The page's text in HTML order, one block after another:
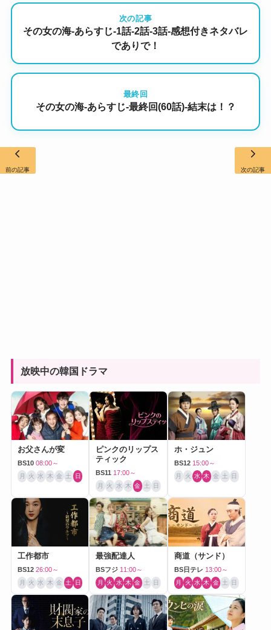
次の記事
その女の海-あらすじ-1話-2話-3話-感想付きネタバレ
でありで！
最終回
その女の海-あらすじ-最終回(60話)-結末は！？
放映中の韓国ドラマ
お父さんが変
BS10 08:00～
月 火 水 木 金 土 日
ピンクのリップス
ティック
BS11 17:00～
月 火 水 木 金 土 日
ホ・ジュン
BS12 15:00～
月 火 水 木 金 土 日
工作都市
BS12 26:00～
月 火 水 木 金 土 日
最強配達人
BSフジ 11:00～
月 火 水 木 金 土 日
商道（サンド）
BS日テレ 13:00～
月 火 水 木 金 土 日
前の記事 次の記事